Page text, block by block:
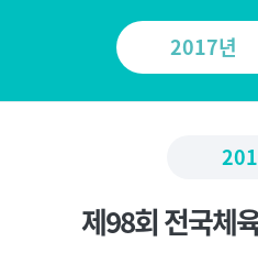
제98회 전국체